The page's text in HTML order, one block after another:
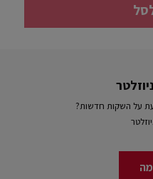
על השקות חדשות?